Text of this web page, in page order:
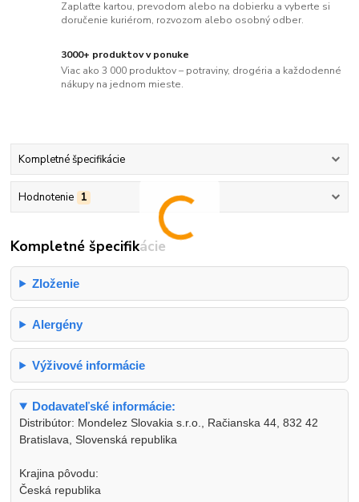
Zaplaťte kartou, prevodom alebo na dobierku a vyberte si
doručenie kuriérom, rozvozom alebo osobný odber.
3000+ produktov v ponuke
Viac ako 3 000 produktov – potraviny, drogéria a každodenné
nákupy na jednom mieste.
Kompletné špecifikácie
Hodnotenie 1
Kompletné špecifikácie
Zloženie
Alergény
Výživové informácie
Dodavateľské informácie:
Distribútor: Mondelez Slovakia s.r.o., Račianska 44, 832 42
Bratislava, Slovenská republika
Krajina pôvodu:
Česká republika